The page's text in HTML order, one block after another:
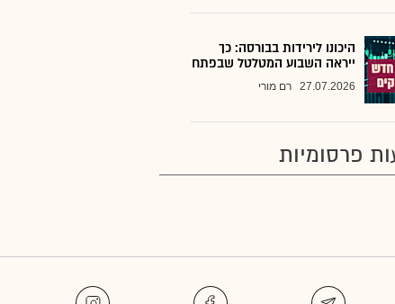
היכונו לירידות בבורסה: כך
ייראה השבוע המטלטל שבפתח
27.07.2026 רם מורי
פרסומיות